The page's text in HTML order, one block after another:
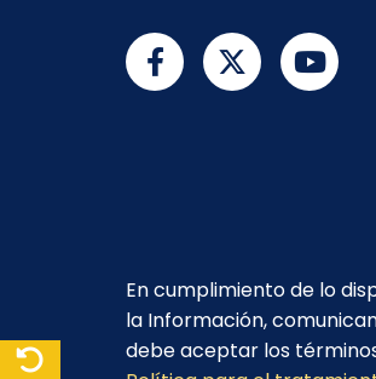
En cumplimiento de lo
la Información,
debe aceptar los